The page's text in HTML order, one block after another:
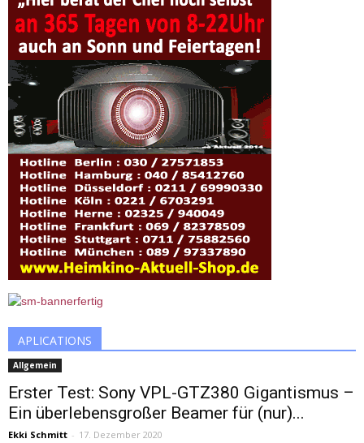
APLICATIONS
Allgemein
Erster Test: Sony VPL-GTZ380 Gigantismus –
Ein überlebensgroßer Beamer für (nur)...
Ekki Schmitt - 17. Dezember 2020